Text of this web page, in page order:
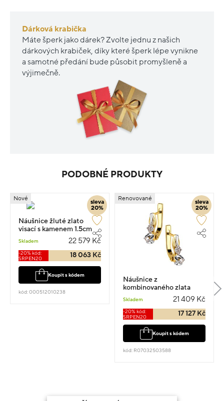
Dárková krabička
Máte šperk jako dárek? Zvolte jednu z našich
dárkových krabiček, díky které šperk lépe vynikne
a samotné předání bude působit promyšleně a
výjimečně.
PODOBNÉ PRODUKTY
sleva
20%
Nové
Náušnice žluté zlato
visací s kamenem 1.5cm
Skladem 22 579 Kč
-20% kód:
SRPEN20
18 063 Kč
Koupit s kódem
kód: 000512010238
sleva
20%
Renovované
Náušnice z
kombinovaného zlata
visací 1.5cm 4.14g s
diamantem 0.160ct
Skladem 21 409 Kč
-20% kód:
SRPEN20
17 127 Kč
Koupit s kódem
kód: R07032503588